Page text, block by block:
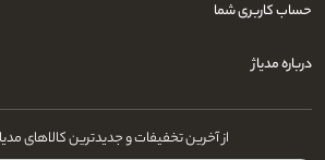
حساب کاربری شما
درباره مدیاژ
از آخرین تخفیفات و جدیدترین کالاهای